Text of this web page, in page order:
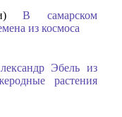
В самарском
из космоса
Эбель из
растения